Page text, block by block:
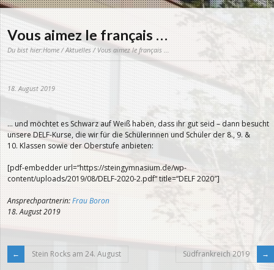
Vous aimez le français …
Du bist hier:Home/Aktuelles / Vous aimez le français ...
18. August 2019
… und möchtet es Schwarz auf Weiß haben, dass ihr gut seid – dann besucht
unsere DELF-Kurse, die wir für die Schülerinnen und Schüler der 8., 9. &
10. Klassen sowie der Oberstufe anbieten:
[pdf-embedder url=“https://steingymnasium.de/wp-
content/uploads/2019/08/DELF-2020-2.pdf“ title=“DELF 2020″]
Ansprechpartnerin:Frau Boron
18. August 2019
Stein Rocks am 24. August Südfrankreich 2019